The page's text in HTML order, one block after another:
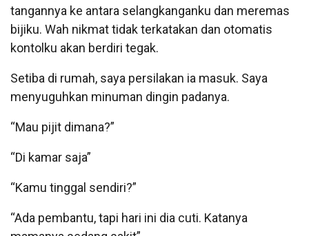
tangannya ke antara selangkanganku dan meremas
bijiku. Wah nikmat tidak terkatakan dan otomatis
kontolku akan berdiri tegak.
Setiba di rumah, saya persilakan ia masuk. Saya
menyuguhkan minuman dingin padanya.
“Mau pijit dimana?”
“Di kamar saja”
“Kamu tinggal sendiri?”
“Ada pembantu, tapi hari ini dia cuti. Katanya